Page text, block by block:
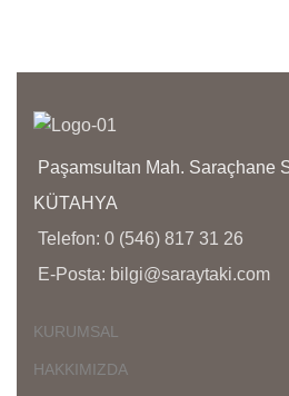
Paşamsultan Mah. Saraçhane
KÜTAHYA
Telefon: 0 (546) 817 31 26
E-Posta: bilgi@saraytaki.com
KURUMSAL
HAKKIMIZDA